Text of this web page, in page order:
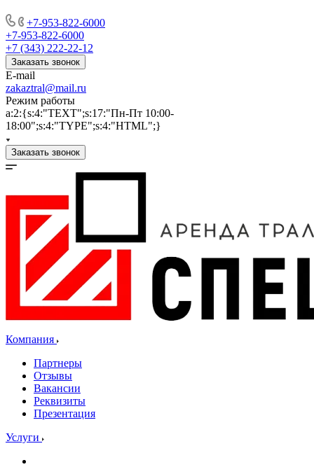
+7-953-822-6000
+7-953-822-6000
+7 (343) 222-22-12
Заказать звонок
E-mail
zakaztral@mail.ru
Режим работы
a:2:{s:4:"TEXT";s:17:"Пн-Пт 10:00-
18:00";s:4:"TYPE";s:4:"HTML";}
Заказать звонок
Компания
Партнеры
Отзывы
Вакансии
Реквизиты
Презентация
Услуги